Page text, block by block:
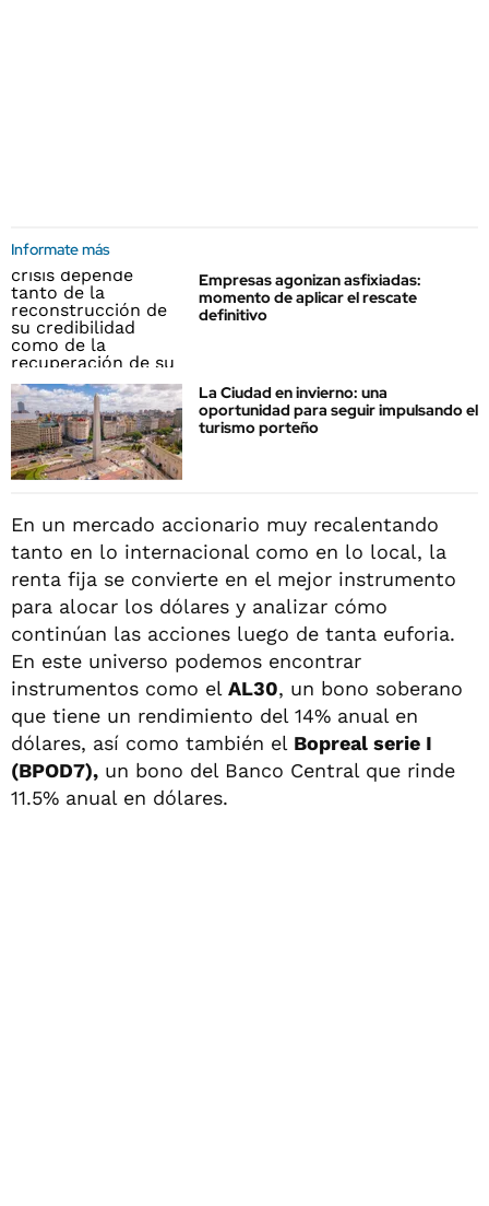
Informate más
Empresas agonizan asfixiadas:
momento de aplicar el rescate
definitivo
La Ciudad en invierno: una
oportunidad para seguir impulsando el
turismo porteño
En un mercado accionario muy recalentando
tanto en lo internacional como en lo local, la
renta fija se convierte en el mejor instrumento
para alocar los dólares y analizar cómo
continúan las acciones luego de tanta euforia.
En este universo podemos encontrar
instrumentos como el AL30, un bono soberano
que tiene un rendimiento del 14% anual en
dólares, así como también el Bopreal serie I
(BPOD7), un bono del Banco Central que rinde
11.5% anual en dólares.